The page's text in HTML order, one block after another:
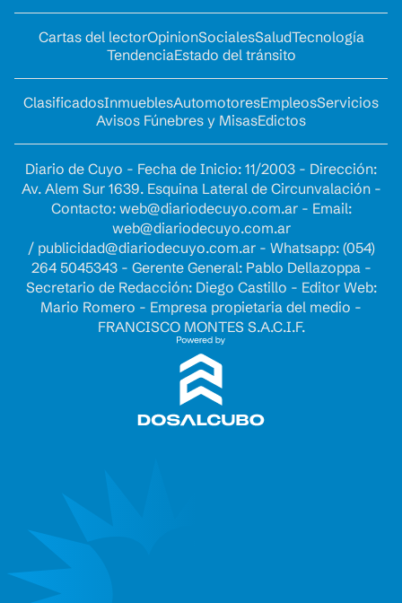
Cartas del lectorOpinionSocialesSaludTecnología
TendenciaEstado del tránsito
ClasificadosInmueblesAutomotoresEmpleosServicios
Avisos Fúnebres y MisasEdictos
Diario de Cuyo - Fecha de Inicio: 11/2003 - Dirección:
Av. Alem Sur 1639. Esquina Lateral de Circunvalación -
Contacto: web@diariodecuyo.com.ar- Email:
web@diariodecuyo.com.ar
/ publicidad@diariodecuyo.com.ar- Whatsapp: (054)
264 5045343 - Gerente General: Pablo Dellazoppa -
Secretario de Redacción: Diego Castillo - Editor Web:
Mario Romero - Empresa propietaria del medio -
FRANCISCO MONTES S.A.C.I.F.